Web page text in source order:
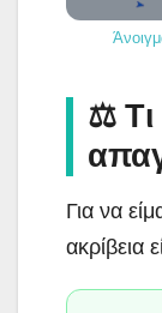
⚖️ Τι
Για να
ακρίβεια